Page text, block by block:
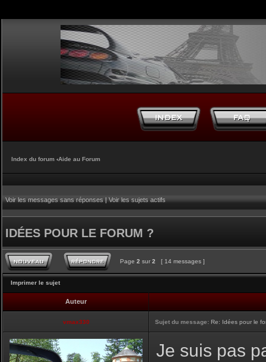
Index du forum ‹Aide au Forum
Voir les messages sans réponses|Voir les sujets actifs
IDÉES POUR LE FORUM ?
Page 2 sur 2 [ 14 messages ]
Imprimer le sujet
Auteur
vmax330 Sujet du message: Re: Idées pour le
Je suis pas